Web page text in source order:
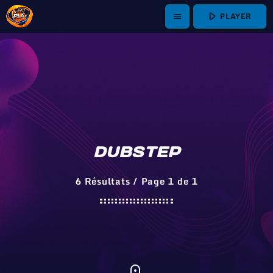
menu play_arrow PLAYER
DUBSTEP
6 Résultats / Page 1 de 1